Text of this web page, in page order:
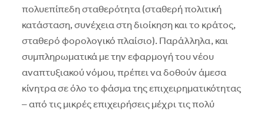
πολυεπίπεδη σταθερότητα (σταθερή πολιτική
κατάσταση, συνέχεια στη διοίκηση και το κράτος,
σταθερό φορολογικό πλαίσιο). Παράλληλα, και
συμπληρωματικά με την εφαρμογή του νέου
αναπτυξιακού νόμου, πρέπει να δοθούν άμεσα
κίνητρα σε όλο το φάσμα της επιχειρηματικότητας
– από τις μικρές επιχειρήσεις μέχρι τις πολύ